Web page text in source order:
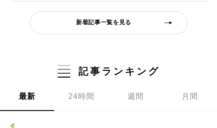
新着記事一覧を見る
記事ランキング
最新 24時間 週間 月間